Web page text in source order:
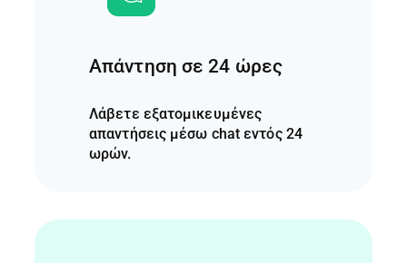
Απάντηση σε 24 ώρες
Λάβετε εξατομικευμένες
απαντήσεις μέσω chat εντός 24
ωρών.